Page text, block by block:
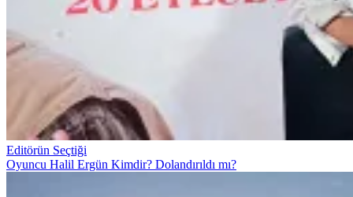
Editörün Seçtiği
Oyuncu Halil Ergün Kimdir? Dolandırıldı mı?